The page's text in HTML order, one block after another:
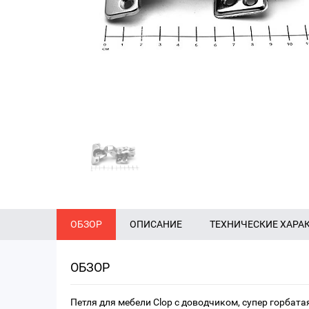
ОБЗОР ОПИСАНИЕ ТЕХНИЧЕСКИЕ
ОБЗОР
Петля для мебели Clop с доводчиком, супер